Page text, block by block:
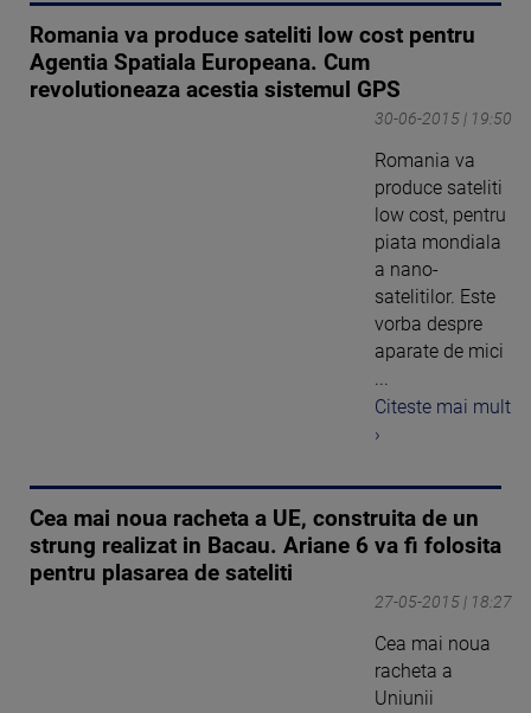
Romania va produce sateliti low cost pentru
Agentia Spatiala Europeana. Cum
revolutioneaza acestia sistemul GPS
30-06-2015 | 19:50
Romania va
produce sateliti
low cost, pentru
piata mondiala
a nano-
satelitilor. Este
vorba despre
aparate de mici
...
Citeste mai mult
›
Cea mai noua racheta a UE, construita de un
strung realizat in Bacau. Ariane 6 va fi folosita
pentru plasarea de sateliti
27-05-2015 | 18:27
Cea mai noua
racheta a
Uniunii